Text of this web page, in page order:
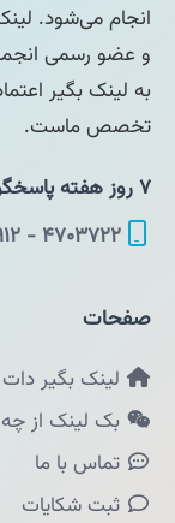
انجام می‌شود.
و عضو رسمی
به لینک بگیر
تخصص ماست.
۷ روز هفته پاسخگوی شما هستیم :
۴۷۰۳۷۲۲ - ۰۹۱۲
صفحات
لینک بگیر
بک لینک از
تماس با ما
ثبت شکایات